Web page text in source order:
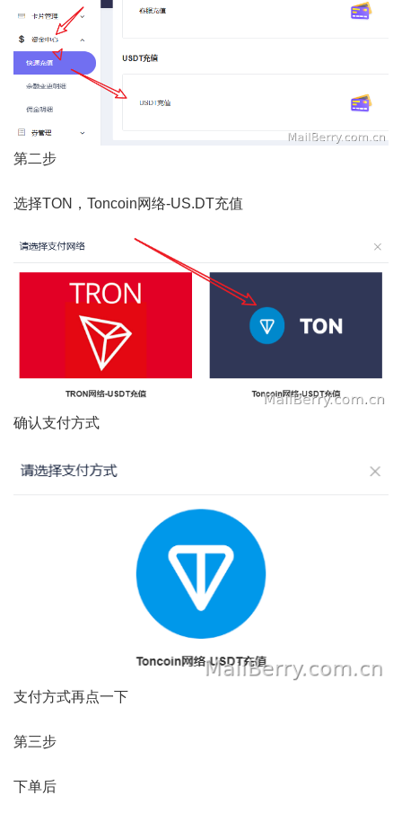
第二步
选择TON，Toncoin网络-US.DT充值
确认支付方式
支付方式再点一下
第三步
下单后